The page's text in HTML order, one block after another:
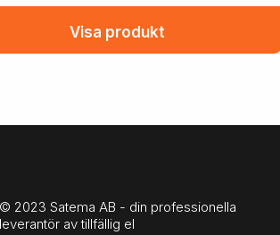
Visa produkt
© 2023 Satema AB - din professionella
leverantör av tillfällig el